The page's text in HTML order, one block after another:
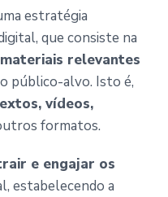
estratégia
que consiste na
relevantes
público-alvo. Isto é,
vídeos,
formatos.
e engajar os
estabelecendo a